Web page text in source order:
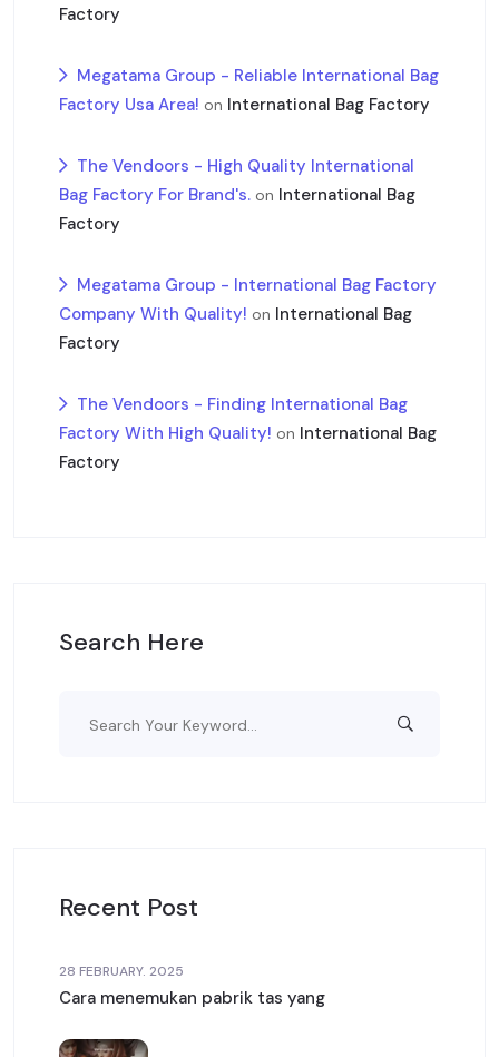
Factory
Megatama Group - Reliable International Bag
Factory Usa Area! on International Bag Factory
The Vendoors - High Quality International
Bag Factory For Brand's. on International Bag
Factory
Megatama Group - International Bag Factory
Company With Quality! on International Bag
Factory
The Vendoors - Finding International Bag
Factory With High Quality! on International Bag
Factory
Search Here
Recent Post
28 FEBRUARY. 2025
Cara menemukan pabrik tas yang